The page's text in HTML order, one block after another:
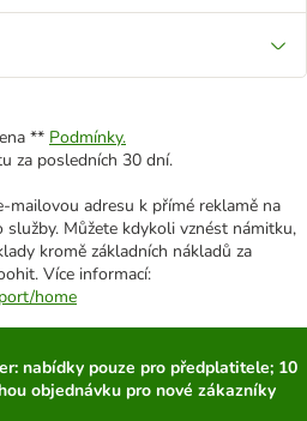
** Podmínky.
za posledních 30 dní.
mailovou adresu k přímé reklamě na
Můžete kdykoli vznést námitku,
kromě základních nákladů za
Více informací:
home
nabídky pouze pro předplatitele; 10
objednávku pro nové zákazníky